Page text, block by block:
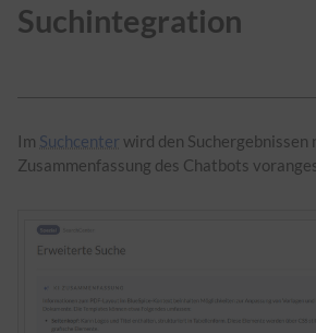
Suchintegration
Im Suchcenter wird den Suchergebnissen
Zusammenfassung des Chatbots